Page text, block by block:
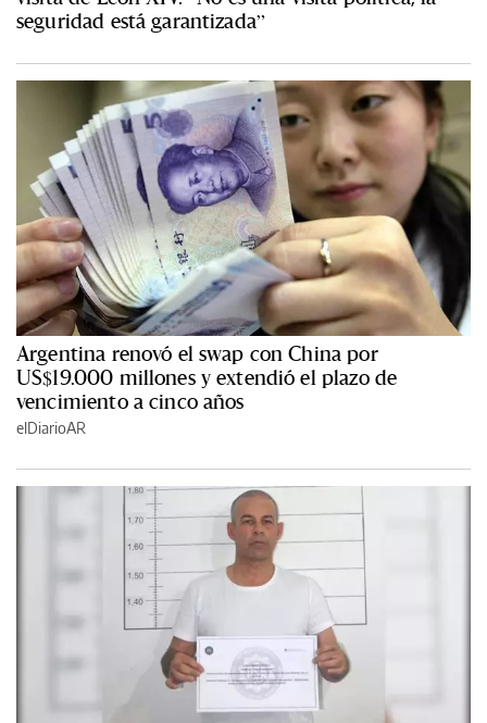
seguridad está garantizada”
Argentina renovó el swap con China por
US$19.000 millones y extendió el plazo de
vencimiento a cinco años
elDiarioAR